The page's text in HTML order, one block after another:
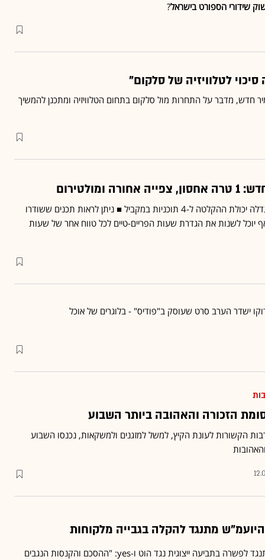
שידורי הספורט בישראל?
חדש, מדבר על התחרות מול סלקום בתחום הטלוויזיה ומתכנן להמשיך
בממיר ה-yesQuattro הוגדלה יכולת ההקלטה ל-4 תוכניות במקביל ■ ניתן לראות תכנים ששודרו
יוכל לשנות את הגדרת שעות הפריים-טיים לכל טווח אחר של שעות
הזכורה והאהובה ביותר השבוע
הקשורות לעונת הקיץ, למשל למזגנים ולמשקאות, נכנסו השבוע
היועמ"ש יהודה וינשטיין מתנגד לפשרה בתביעה ייצוגית נגד הוט ו-yes: "ההסכם והקנסות הנגבים